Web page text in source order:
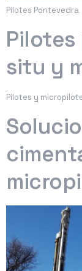
Pilotes Pontevedra
situ y
Pilotes y